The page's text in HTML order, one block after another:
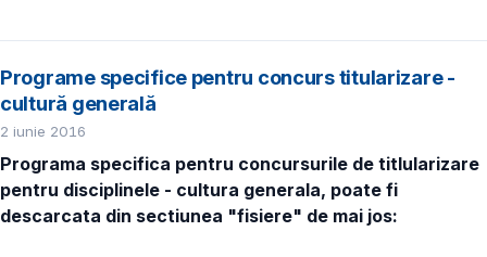
Programe specifice pentru concurs titularizare -
cultură generală
2 iunie 2016
Programa specifica pentru concursurile de titlularizare
pentru disciplinele - cultura generala, poate fi
descarcata din sectiunea "fisiere" de mai jos: